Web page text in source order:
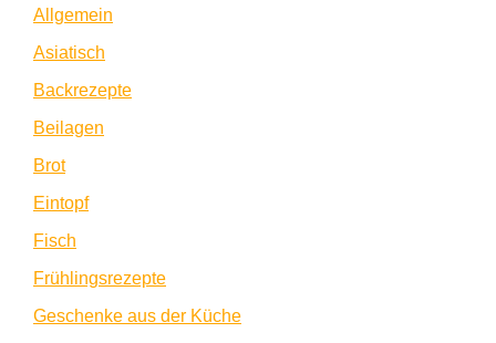
Allgemein
Asiatisch
Backrezepte
Beilagen
Brot
Eintopf
Fisch
Frühlingsrezepte
Geschenke aus der Küche